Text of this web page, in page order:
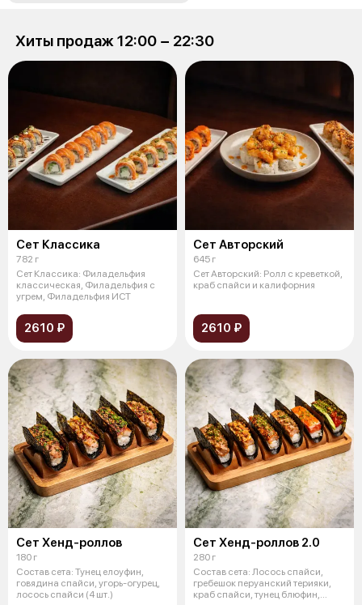
Хиты продаж 12:00 − 22:30
Сет Классика
782 г
Сет Классика: Филадельфия
классическая, Филадельфия с
угрем, Филадельфия ИСТ
2610 ₽
Сет Авторский
645 г
Сет Авторский: Ролл с креветкой,
краб спайси и калифорния
2610 ₽
Сет Хенд-роллов
180 г
Состав сета: Тунец елоуфин,
говядина спайси, угорь-огурец,
лосось спайси (4 шт.)
Сет Хенд-роллов 2.0
280 г
Состав сета: Лосось спайси,
гребешок перуанский терияки,
краб спайси, тунец блюфин,